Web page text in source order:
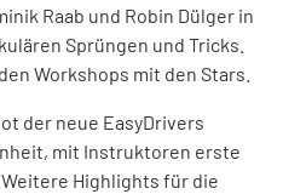
Raab und Robin Dülger in
Sprüngen und Tricks.
Workshops mit den Stars.
der neue EasyDrivers
mit Instruktoren erste
Highlights für die